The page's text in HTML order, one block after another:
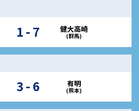
1 - 7 健大高崎
(群馬)
3 - 6 有明
(熊本)